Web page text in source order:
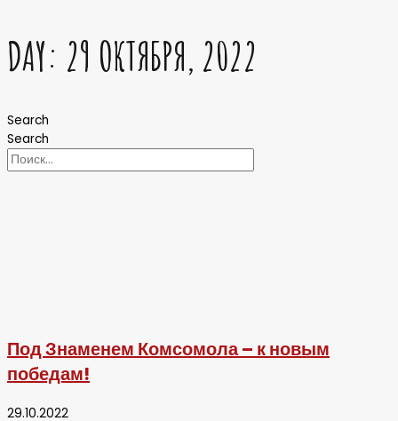
DAY: 29 ОКТЯБРЯ, 2022
Search
Search
Под Знаменем Комсомола – к новым
победам!
29.10.2022